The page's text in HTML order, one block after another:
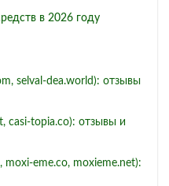
в 2026 году
selval-dea.world): отзывы
casi-topia.co): отзывы и
moxi-eme.co, moxieme.net):